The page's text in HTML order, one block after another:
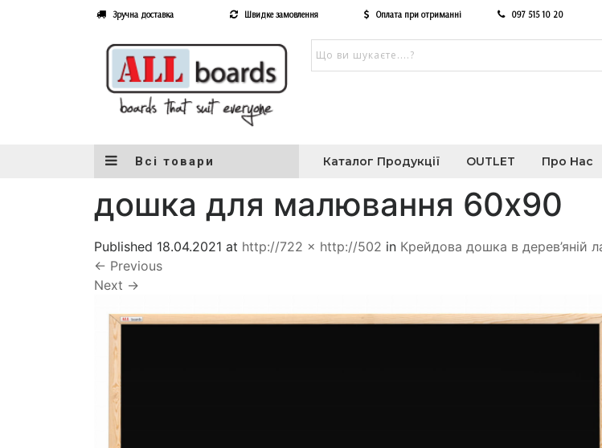
Зручна доставка Швидке замовлення Оплата при отриманні 097 515 10 20
Всі товари Каталог Продукції OUTLET Про Нас
дошка для малювання 60х90
Published 18.04.2021 at http://722 × http://502 in Крейдова дошка в дерев’яній
← Previous
Next →